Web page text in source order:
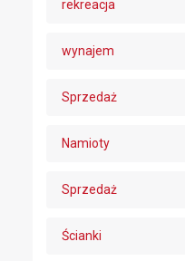
rekreacja
wynajem
Sprzedaż
Namioty
Sprzedaż
Ścianki